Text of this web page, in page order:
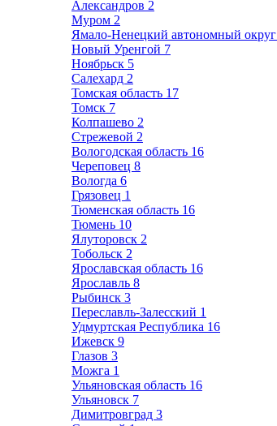
Александров 2
Муром 2
Ямало-Ненецкий автономный округ
Новый Уренгой 7
Ноябрьск 5
Салехард 2
Томская область 17
Томск 7
Колпашево 2
Стрежевой 2
Вологодская область 16
Череповец 8
Вологда 6
Грязовец 1
Тюменская область 16
Тюмень 10
Ялуторовск 2
Тобольск 2
Ярославская область 16
Ярославль 8
Рыбинск 3
Переславль-Залесский 1
Удмуртская Республика 16
Ижевск 9
Глазов 3
Можга 1
Ульяновская область 16
Ульяновск 7
Димитровград 3